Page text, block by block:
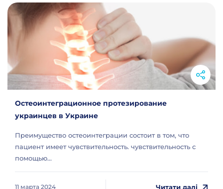
Остеоинтеграционное протезирование
украинцев в Украине
Преимущество остеоинтеграции состоит в том, что
пациент имеет чувствительность. чувствительность с
помощью...
11 марта 2024 Читати далі